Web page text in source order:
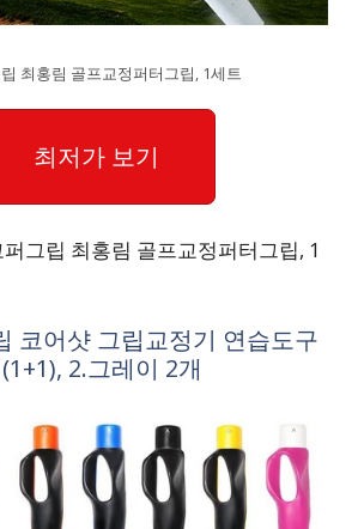
최홍림 골프교정퍼터그립, 1세트
최저가 보기
그립 최홍림 골프교정퍼터그립, 1
코어샷 그립교정기 연습도구
2.그레이 2개